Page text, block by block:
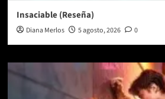
Insaciable (Reseña)
Diana Merlos 5 agosto, 2026 0